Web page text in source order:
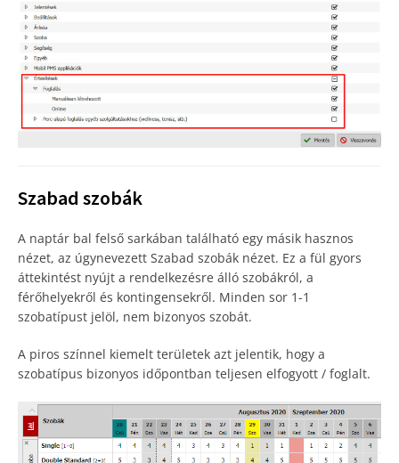
Szabad szobák
A naptár bal felső sarkában található egy másik hasznos
nézet, az úgynevezett Szabad szobák nézet. Ez a fül gyors
áttekintést nyújt a rendelkezésre álló szobákról, a
férőhelyekről és kontingensekről. Minden sor 1-1
szobatípust jelöl, nem bizonyos szobát.
A piros színnel kiemelt területek azt jelentik, hogy a
szobatípus bizonyos időpontban teljesen elfogyott / foglalt.